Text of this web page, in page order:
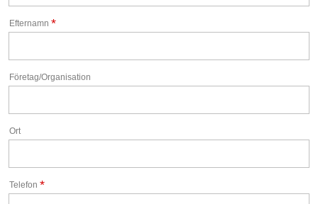
Efternamn *
Företag/Organisation
Ort
Telefon *